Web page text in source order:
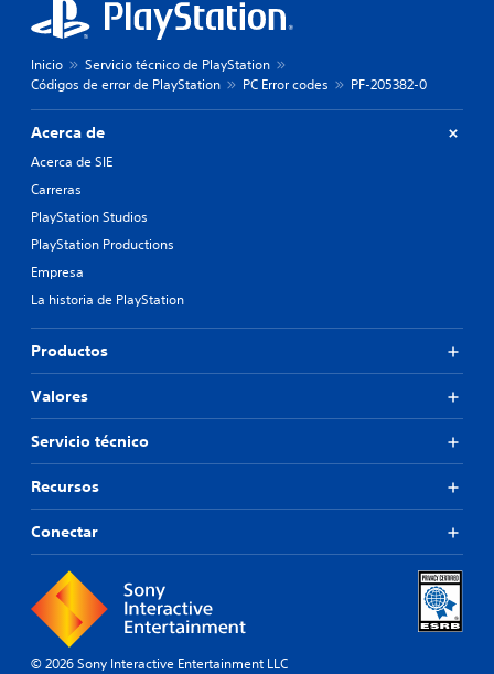
Inicio
Servicio técnico de PlayStation
Códigos de error de PlayStation
PC Error codes PF-205382-0
Acerca de
Acerca de SIE
Carreras
PlayStation Studios
PlayStation Productions
Empresa
La historia de PlayStation
Productos
Valores
Servicio técnico
Recursos
Conectar
© 2026 Sony Interactive Entertainment LLC